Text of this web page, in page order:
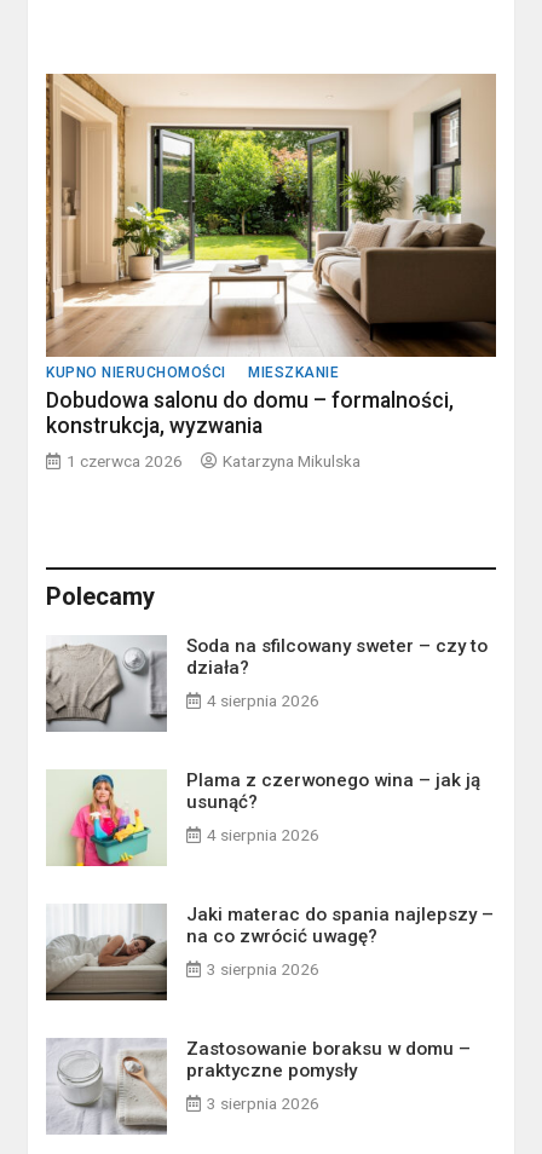
KUPNO NIERUCHOMOŚCI MIESZKANIE
Dobudowa salonu do domu – formalności,
konstrukcja, wyzwania
1 czerwca 2026 Katarzyna Mikulska
Polecamy
Soda na sfilcowany sweter – czy to
działa?
4 sierpnia 2026
Plama z czerwonego wina – jak ją
usunąć?
4 sierpnia 2026
Jaki materac do spania najlepszy –
na co zwrócić uwagę?
3 sierpnia 2026
Zastosowanie boraksu w domu –
praktyczne pomysły
3 sierpnia 2026